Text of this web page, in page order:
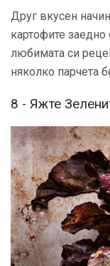
Друг вкусен
картофите заедно
любимата си
няколко парчета
8 - Яжте